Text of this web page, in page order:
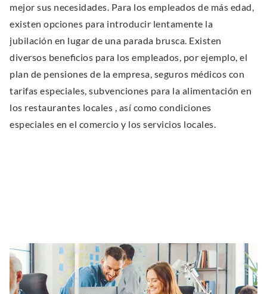
mejor sus necesidades. Para los empleados de más edad,
existen opciones para introducir lentamente la
jubilación en lugar de una parada brusca. Existen
diversos beneﬁcios para los empleados, por ejemplo, el
plan de pensiones de la empresa, seguros médicos con
tarifas especiales, subvenciones para la alimentación en
los restaurantes locales , así como condiciones
especiales en el comercio y los servicios locales.